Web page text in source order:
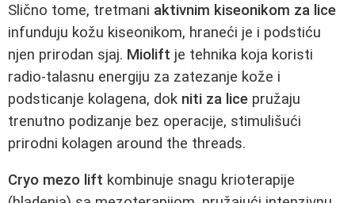
Slično tome, tretmani aktivnim kiseonikom za lice
infunduju kožu kiseonikom, hraneći je i podstiću
njen prirodan sjaj. Miolift je tehnika koja koristi
radio-talasnu energiju za zatezanje kože i
podsticanje kolagena, dok niti za lice pružaju
trenutno podizanje bez operacije, stimulišući
prirodni kolagen around the threads.
Cryo mezo lift kombinuje snagu krioterapije